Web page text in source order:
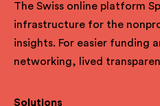
The Swiss online platform
infrastructure for the
insights. For easier funding
networking, lived
Solutions